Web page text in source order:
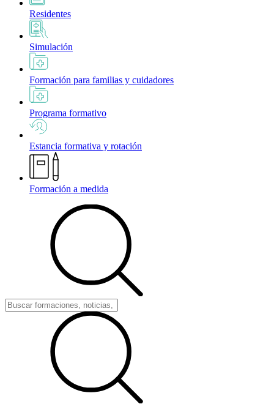
Residentes
Simulación
Formación para familias y cuidadores
Programa formativo
Estancia formativa y rotación
Formación a medida